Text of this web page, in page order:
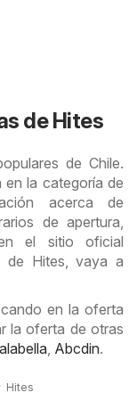
de Hites
de Chile.
en la categoría de
acerca de
de apertura,
el sitio oficial
de Hites, vaya a
en la oferta
la oferta de otras
, Abcdin.
Hites